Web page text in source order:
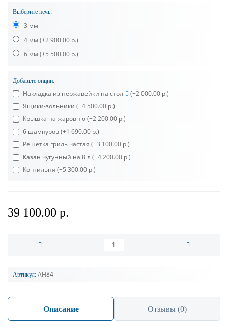
Выберите печь:
3 мм
4 мм (+2 900.00 р.)
6 мм (+5 500.00 р.)
Добавьте опции:
Накладка из нержавейки на стол
(+2 000.00 р.)
Ящики-зольники (+4 500.00 р.)
Крышка на жаровню(+2 200.00 р.)
6 шампуров(+1 690.00 р.)
Решетка гриль частая (+3 100.00 р.)
Казан чугунный на 8 л (+4 200.00 р.)
Коптильня (+5 300.00 р.)
39 100.00 р.
Артикул: АН84
Описание Отзывы (0)